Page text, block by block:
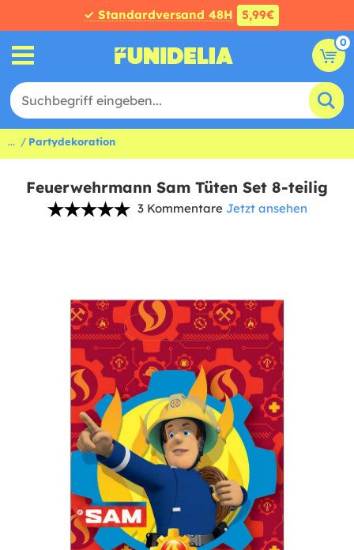
✓ Standardversand 48H 5,99€
0
... Partydekoration
Feuerwehrmann Sam Tüten Set 8-teilig
3 Kommentare Jetzt ansehen